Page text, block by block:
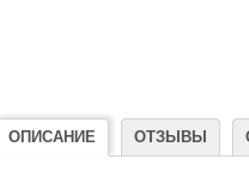
ОПИСАНИЕ ОТЗЫВЫ